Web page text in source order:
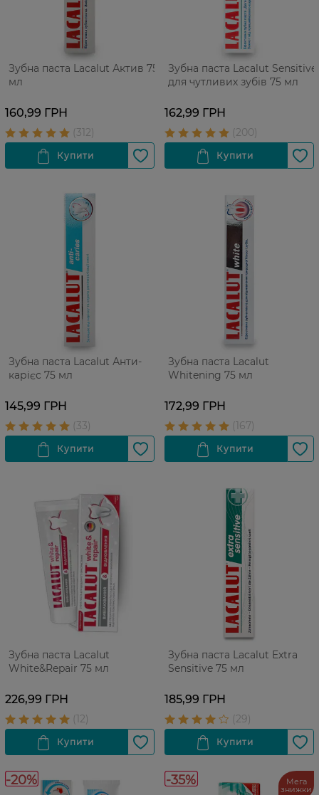
Зубна паста Lacalut Актив 75
мл
160,99 ГРН
Зубна паста Lacalut Sensitive
для чутливих зубів 75 мл
162,99 ГРН
Зубна паста Lacalut Анти-
карієс 75 мл
145,99 ГРН
Зубна паста Lacalut
Whitening 75 мл
172,99 ГРН
Зубна паста Lacalut
White&Repair 75 мл
226,99 ГРН
Зубна паста Lacalut Extra
Sensitive 75 мл
185,99 ГРН
-20% -35% Мега
знижки